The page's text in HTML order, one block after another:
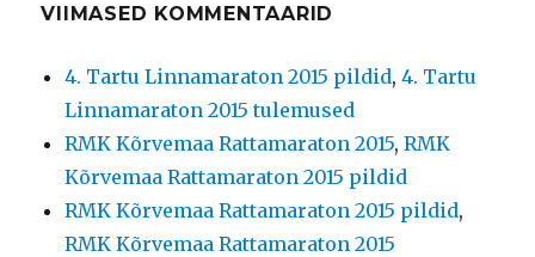
VIIMASED KOMMENTAARID
4. Tartu Linnamaraton 2015 pildid,4. Tartu
Linnamaraton 2015 tulemused
RMK Kõrvemaa Rattamaraton 2015,RMK
Kõrvemaa Rattamaraton 2015 pildid
RMK Kõrvemaa Rattamaraton 2015 pildid,
RMK Kõrvemaa Rattamaraton 2015